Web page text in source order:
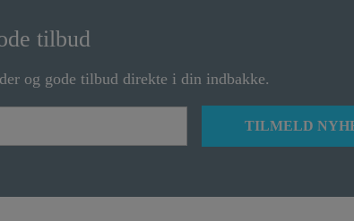
tilbud
og gode tilbud direkte i din indbakke.